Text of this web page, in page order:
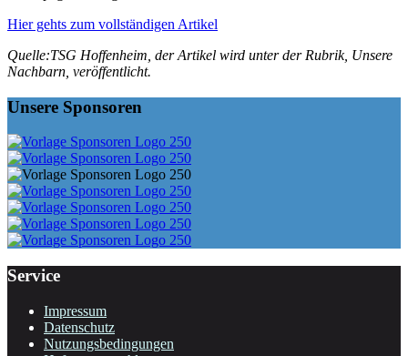
Hier gehts zum vollständigen Artikel
Quelle:TSG Hoffenheim, der Artikel wird unter der Rubrik, Unsere
Nachbarn, veröffentlicht.
Unsere Sponsoren
Service
Impressum
Datenschutz
Nutzungsbedingungen